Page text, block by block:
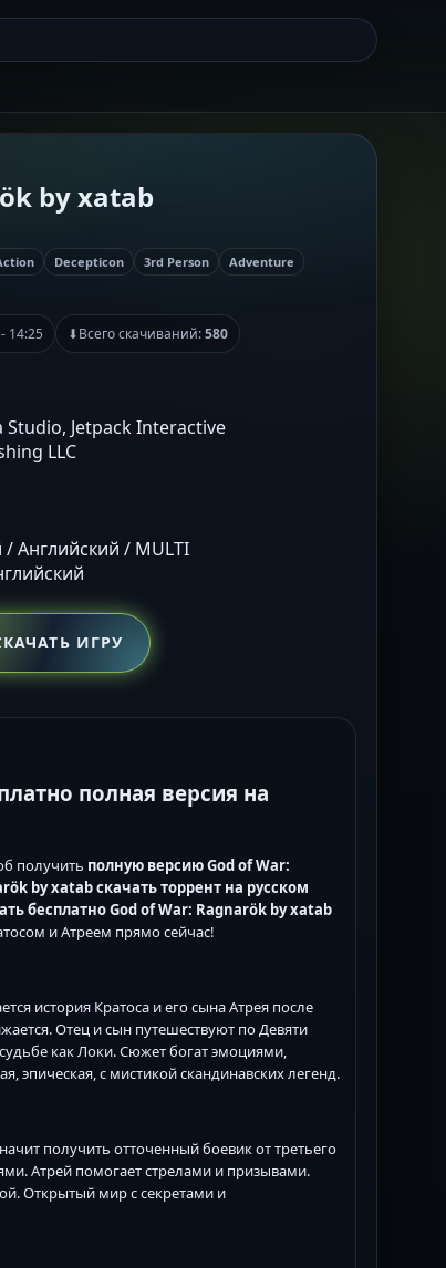
by xatab
Decepticon 3rd Person
Adventure
14:25 ⬇Всего скачиваний:580
Studio, Jetpack Interactive
LLC
/ Английский / MULTI
ИГРУ
полная версия на
получить полную версию God of War:
by xatab скачать торрент на русском
бесплатно God of War: Ragnarök by xatab
и Атреем прямо сейчас!
история Кратоса и его сына Атрея после
Отец и сын путешествуют по Девяти
как Локи. Сюжет богат эмоциями,
с мистикой скандинавских легенд.
получить отточенный боевик от третьего
Атрей помогает стрелами и призывами.
Открытый мир с секретами и